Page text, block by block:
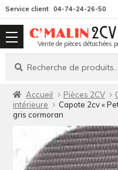
Service client 04-74-24-26-50
Vente de pièces détachées
Recherche
Recherche
Accueil Pièces 2CV
intérieure
Capote 2cv «
gris cormoran